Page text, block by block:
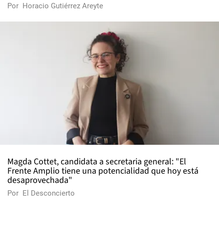
Por Horacio Gutiérrez Areyte
Magda Cottet, candidata a secretaria general: "El
Frente Amplio tiene una potencialidad que hoy está
desaprovechada"
Por El Desconcierto